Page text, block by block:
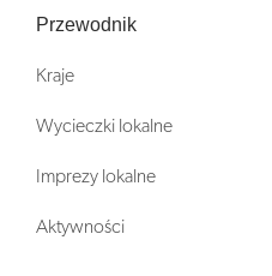
Przewodnik
Kraje
Wycieczki lokalne
Imprezy lokalne
Aktywności